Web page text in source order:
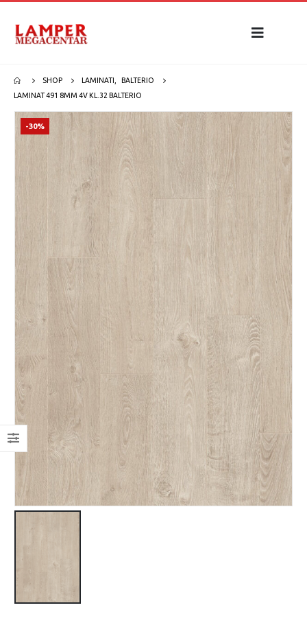
SHOP LAMINATI
BALTERIO
LAMINAT 491 8MM 4V KL.32 BALTERIO
-30%